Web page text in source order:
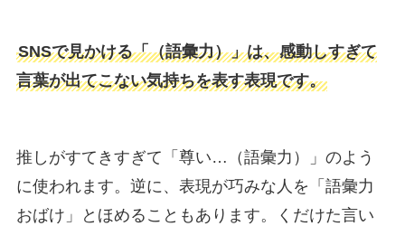
SNSで見かける「（語彙力）」は、感動しすぎて
言葉が出てこない気持ちを表す表現です。
推しがすてきすぎて「尊い…（語彙力）」のよう
に使われます。逆に、表現が巧みな人を「語彙力
おばけ」とほめることもあります。くだけた言い